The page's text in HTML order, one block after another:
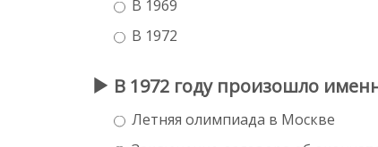
В 1969
В 1972
В 1972 году произошло
Летняя олимпиада в Москве